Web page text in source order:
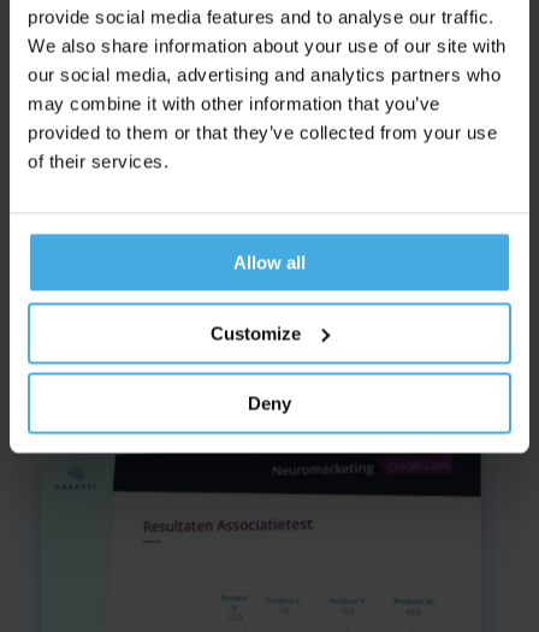
provide social media features and to analyse our traffic.
We also share information about your use of our site with
our social media, advertising and analytics partners who
may combine it with other information that you’ve
provided to them or that they’ve collected from your use
of their services.
Allow all
Customize
Deny
kartonnen bakjes. Dit brengt de uitdaging met zich mee van
inhoudsperceptie; bij welke vorm krijgt de klant gevoelsmatig
de meeste waar voor zijn geld?
Om hierachter te komen, heeft Unravel een
schattingsexperiment uitgevoerd. Drie groepen van elk 75
binnen een supermarktcontext, met de vraag “Hoeveel gram
Vitapep denk je dat hierin zit?”. Doordat elke groep een
enkele verpakking schatte was er geen ongewenste invloed
van meerdere verpakkingstypes op elkaar.